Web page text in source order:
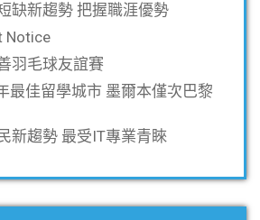
缺新趨勢 把握職涯優勢
Notice
羽毛球友誼賽
最佳留學城市 墨爾本僅次巴黎
新趨勢 最受IT專業青睞